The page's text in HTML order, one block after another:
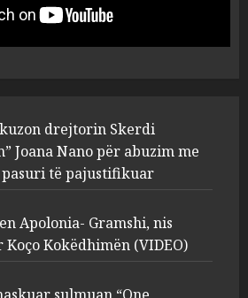
“bosen” Joana Nano për
abuzim me fondet publike dhe
pasuri të pajustifikuar
Apolonia- Gramshi, nis
procedim penal për Koço
Kokëdhimën (VIDEO)
MARCH 27, 2025
FOTO/ Persona të maskuar
sulmuan “One Albania”,
ngjarja u fsheh. A u vodhën
drejtorin Skerdi
Joana Nano për abuzim me
të pajustifikuar
Apolonia- Gramshi, nis
Kokëdhimën (VIDEO)
sulmuan “One